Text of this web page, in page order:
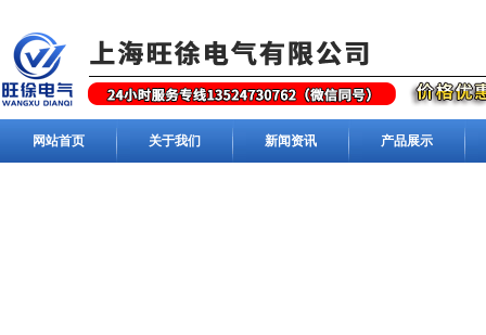
网站首页 关于我们 新闻资讯 产品展示